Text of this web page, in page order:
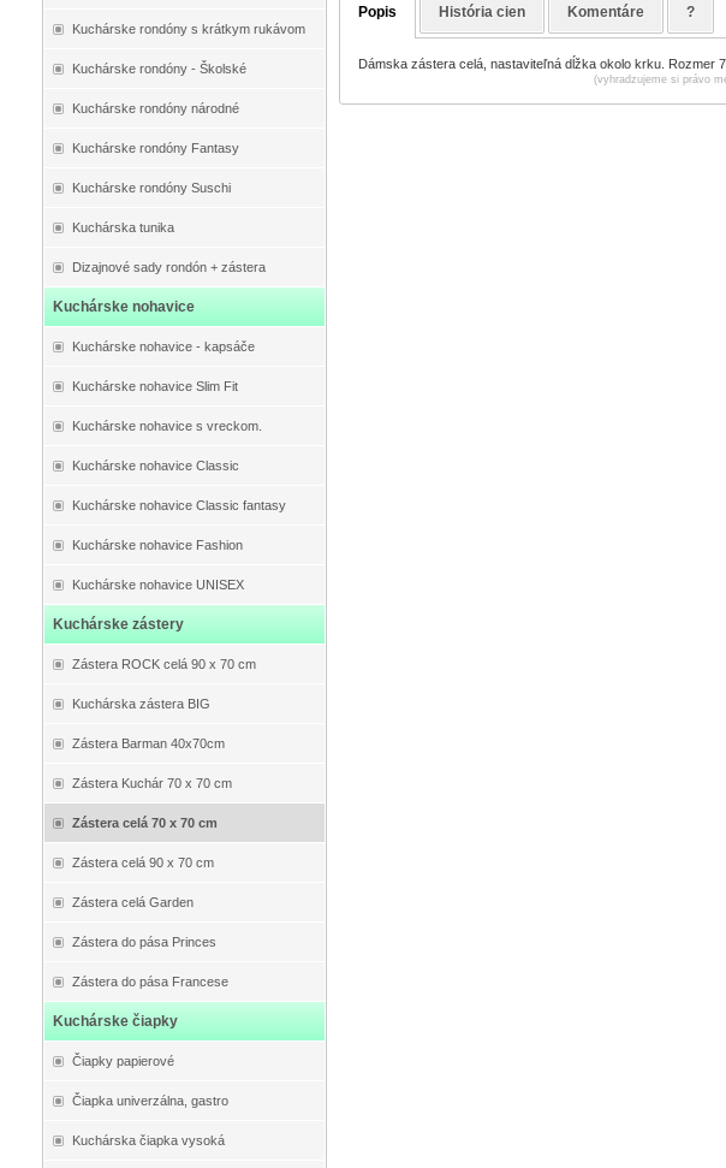
Kuchárske rondóny s krátkym rukávom
Kuchárske rondóny - Školské
Kuchárske rondóny národné
Kuchárske rondóny Fantasy
Kuchárske rondóny Suschi
Kuchárska tunika
Dizajnové sady rondón + zástera
Kuchárske nohavice
Kuchárske nohavice - kapsáče
Kuchárske nohavice Slim Fit
Kuchárske nohavice s vreckom.
Kuchárske nohavice Classic
Kuchárske nohavice Classic fantasy
Kuchárske nohavice Fashion
Kuchárske nohavice UNISEX
Kuchárske zástery
Zástera ROCK celá 90 x 70 cm
Kuchárska zástera BIG
Zástera Barman 40x70cm
Zástera Kuchár 70 x 70 cm
Zástera celá 70 x 70 cm
Zástera celá 90 x 70 cm
Zástera celá Garden
Zástera do pása Princes
Zástera do pása Francese
Kuchárske čiapky
Čiapky papierové
Čiapka univerzálna, gastro
Kuchárska čiapka vysoká
Popis História cien Komentáre ?
Dámska zástera celá, nastaviteľná dĺžka okolo krku. Rozmer
(vyhradzujeme si právo